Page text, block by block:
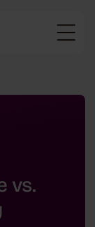
vs.